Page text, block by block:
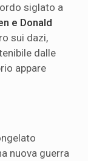
siglato a
e Donald
sui dazi,
dalle
appare
nuova guerra